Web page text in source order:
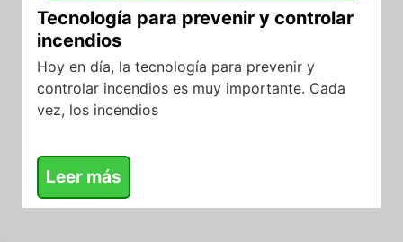
Tecnología para prevenir y controlar
incendios
Hoy en día, la tecnología para prevenir y
controlar incendios es muy importante. Cada
vez, los incendios
Leer más